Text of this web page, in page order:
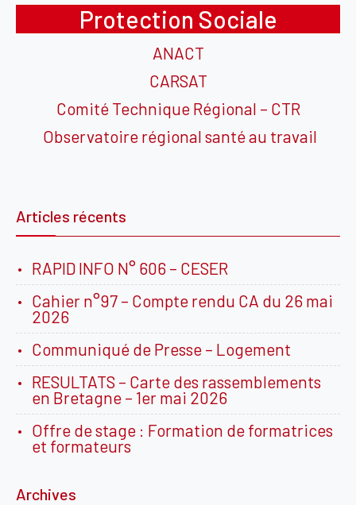
Protection Sociale
ANACT
CARSAT
Comité Technique Régional – CTR
Observatoire régional santé au travail
Articles récents
RAPID INFO N° 606 – CESER
Cahier n°97 – Compte rendu CA du 26 mai
2026
Communiqué de Presse – Logement
RESULTATS – Carte des rassemblements
en Bretagne – 1er mai 2026
Offre de stage : Formation de formatrices
et formateurs
Archives